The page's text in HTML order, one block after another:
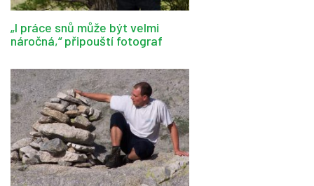
„I práce snů může být velmi
náročná,“ připouští fotograf